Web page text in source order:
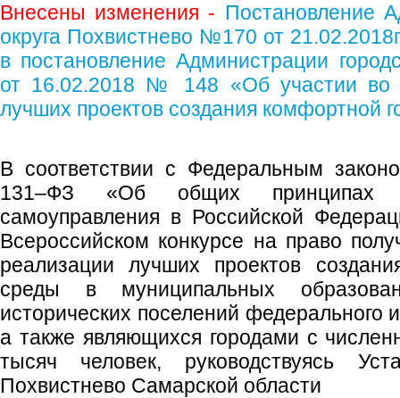
Внесены изменения - Постановление
округа Похвистнево №170 от
в постановление Администрации
от 16.02.2018 № 148 «Об участии во
лучших проектов создания комфортной
В соответствии с Федеральным
131–ФЗ «Об общих принципах
самоуправления в Российской
Всероссийском конкурсе на право
реализации лучших проектов
среды в муниципальных
исторических поселений федерального
а также являющихся городами с
тысяч человек, руководствуясь
Похвистнево Самарской области